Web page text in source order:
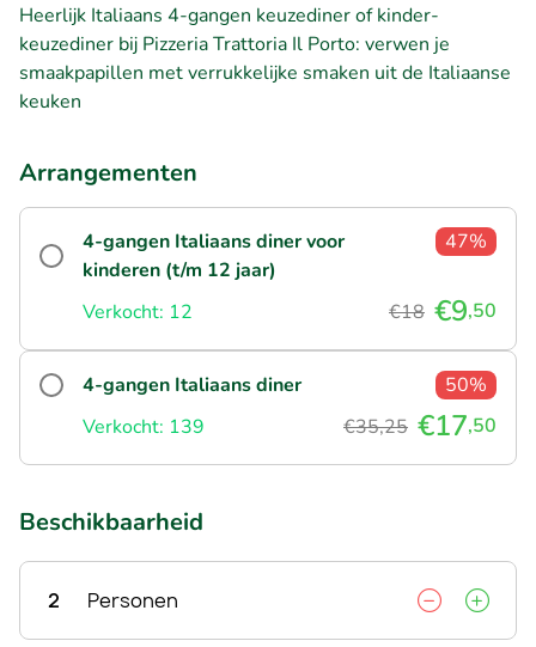
Heerlijk Italiaans 4-gangen keuzediner of kinder-
keuzediner bij Pizzeria Trattoria Il Porto: verwen je
smaakpapillen met verrukkelijke smaken uit de Italiaanse
keuken
Arrangementen
4-gangen Italiaans diner voor
kinderen (t/m 12 jaar)
47%
Verkocht: 12 €18 €9,50
4-gangen Italiaans diner
50%
Verkocht: 139
€35,25 €17,50
Beschikbaarheid
2 Personen